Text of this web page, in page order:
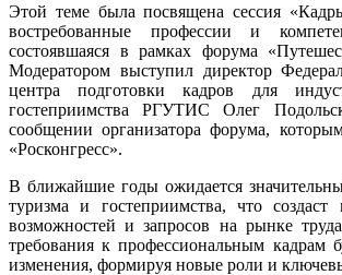
Этой теме была посвящена сессия
востребованные профессии и
состоявшаяся в рамках форума
Модератором выступил директор
центра подготовки кадров для
гостеприимства РГУТИС Олег
сообщении организатора форума,
«Росконгресс».
В ближайшие годы ожидается
туризма и гостеприимства, что
возможностей и запросов на рынке
требования к профессиональным кадрам
изменения, формируя новые роли и